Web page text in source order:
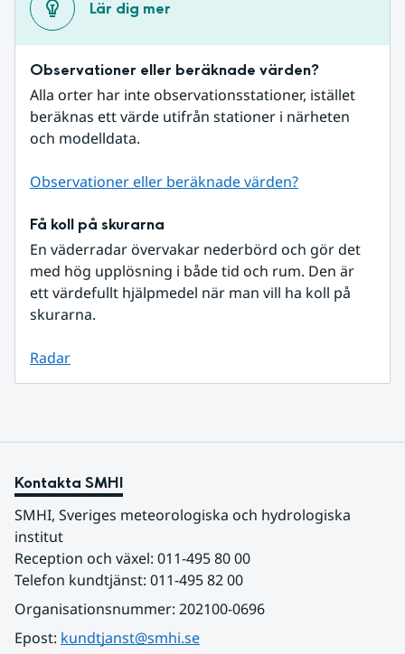
Lär dig mer
Observationer eller beräknade värden?
Alla orter har inte observationsstationer, istället
beräknas ett värde utifrån stationer i närheten
och modelldata.
Observationer eller beräknade värden?
Få koll på skurarna
En väderradar övervakar nederbörd och gör det
med hög upplösning i både tid och rum. Den är
ett värdefullt hjälpmedel när man vill ha koll på
skurarna.
Radar
Kontakta SMHI
SMHI, Sveriges meteorologiska och hydrologiska
institut
Reception och växel: 011-495 80 00
Telefon kundtjänst: 011-495 82 00
Organisationsnummer: 202100-0696
Epost: kundtjanst@smhi.se